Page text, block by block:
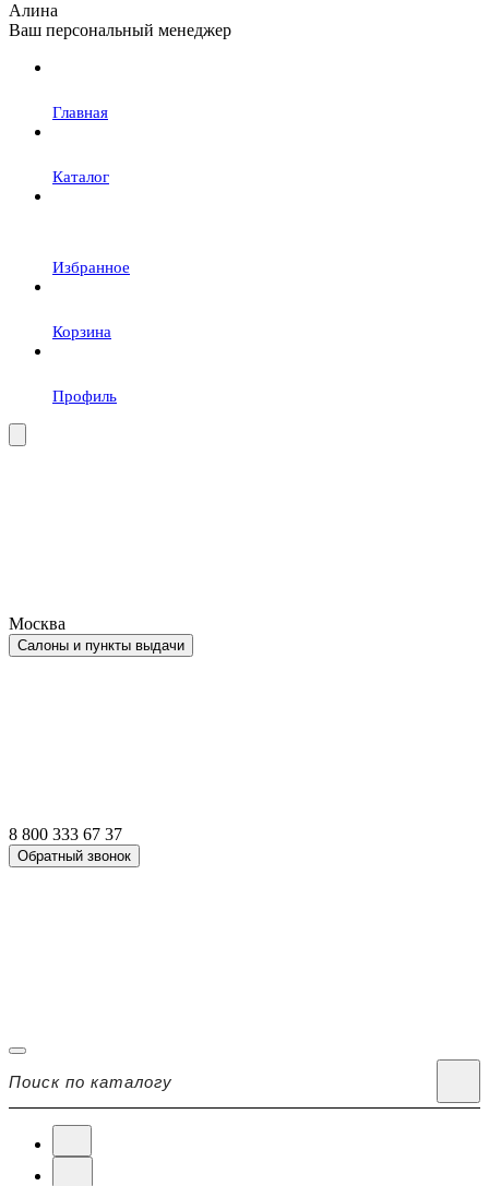
Алина
Ваш персональный менеджер
Главная
Каталог
Избранное
Корзина
Профиль
Москва
Салоны и пункты выдачи
8 800 333 67 37
Обратный звонок